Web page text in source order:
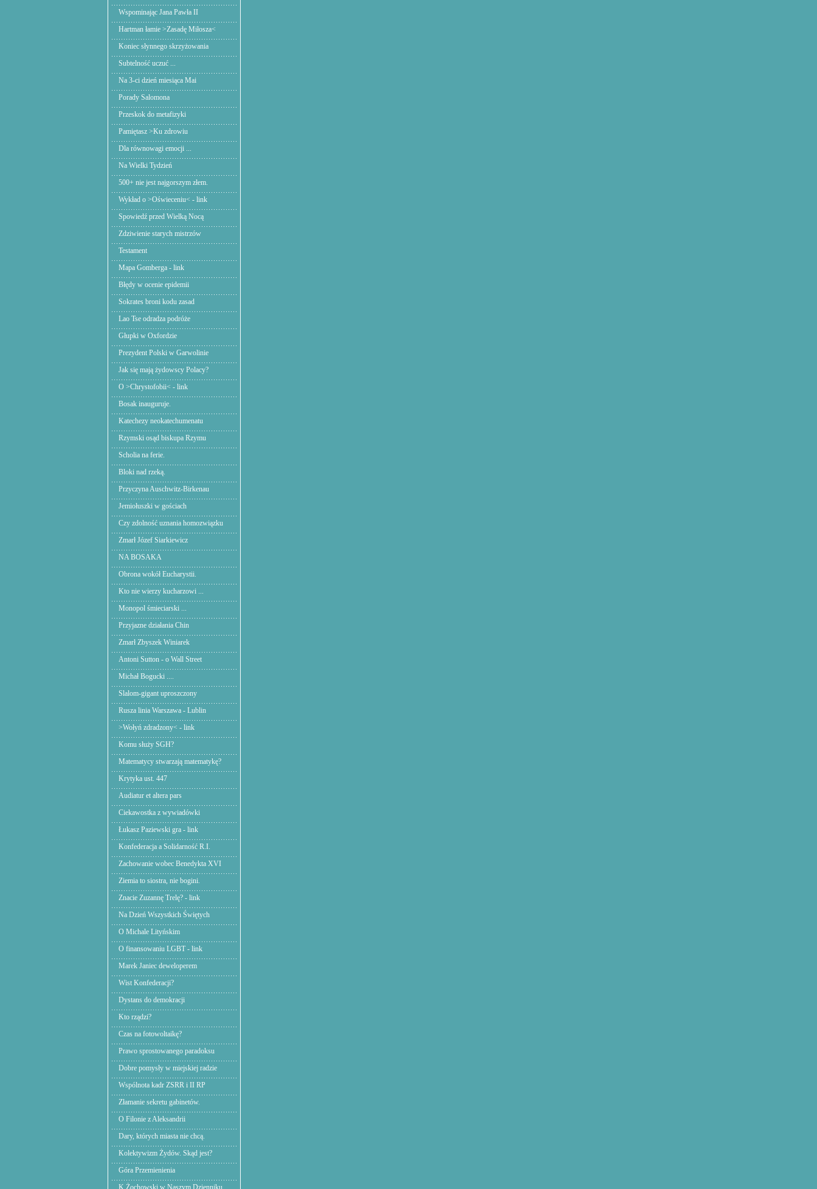
Wspominając Jana Pawła II
Hartman łamie >Zasadę Miłosza<
Koniec słynnego skrzyżowania
Subtelność uczuć ...
Na 3-ci dzień miesiąca Mai
Porady Salomona
Przeskok do metafizyki
Pamiętasz >Ku zdrowiu
Dla równowagi emocji ...
Na Wielki Tydzień
500+ nie jest najgorszym złem.
Wykład o >Oświeceniu< - link
Spowiedź przed Wielką Nocą
Zdziwienie starych mistrzów
Testament
Mapa Gomberga - link
Błędy w ocenie epidemii
Sokrates broni kodu zasad
Lao Tse odradza podróże
Głupki w Oxfordzie
Prezydent Polski w Garwolinie
Jak się mają żydowscy Polacy?
O >Chrystofobii< - link
Bosak inauguruje.
Katechezy neokatechumenatu
Rzymski osąd biskupa Rzymu
Scholia na ferie.
Bloki nad rzeką.
Przyczyna Auschwitz-Birkenau
Jemiołuszki w gościach
Czy zdolność uznania homozwiązku
Zmarł Józef Siarkiewicz
NA BOSAKA
Obrona wokół Eucharystii.
Kto nie wierzy kucharzowi ...
Monopol śmieciarski ...
Przyjazne działania Chin
Zmarł Zbyszek Winiarek
Antoni Sutton - o Wall Street
Michał Bogucki ....
Slalom-gigant uproszczony
Rusza linia Warszawa - Lublin
>Wołyń zdradzony< - link
Komu służy SGH?
Matematycy stwarzają matematykę?
Krytyka ust. 447
Audiatur et altera pars
Ciekawostka z wywiadówki
Łukasz Paziewski gra - link
Konfederacja a Solidarność R.I.
Zachowanie wobec Benedykta XVI
Ziemia to siostra, nie bogini.
Znacie Zuzannę Trelę? - link
Na Dzień Wszystkich Świętych
O Michale Lityńskim
O finansowaniu LGBT - link
Marek Janiec deweloperem
Wist Konfederacji?
Dystans do demokracji
Kto rządzi?
Czas na fotowoltaikę?
Prawo sprostowanego paradoksu
Dobre pomysły w miejskiej radzie
Wspólnota kadr ZSRR i II RP
Złamanie sekretu gabinetów.
O Filonie z Aleksandrii
Dary, których miasta nie chcą.
Kolektywizm Żydów. Skąd jest?
Góra Przemienienia
K.Żochowski w Naszym Dzienniku